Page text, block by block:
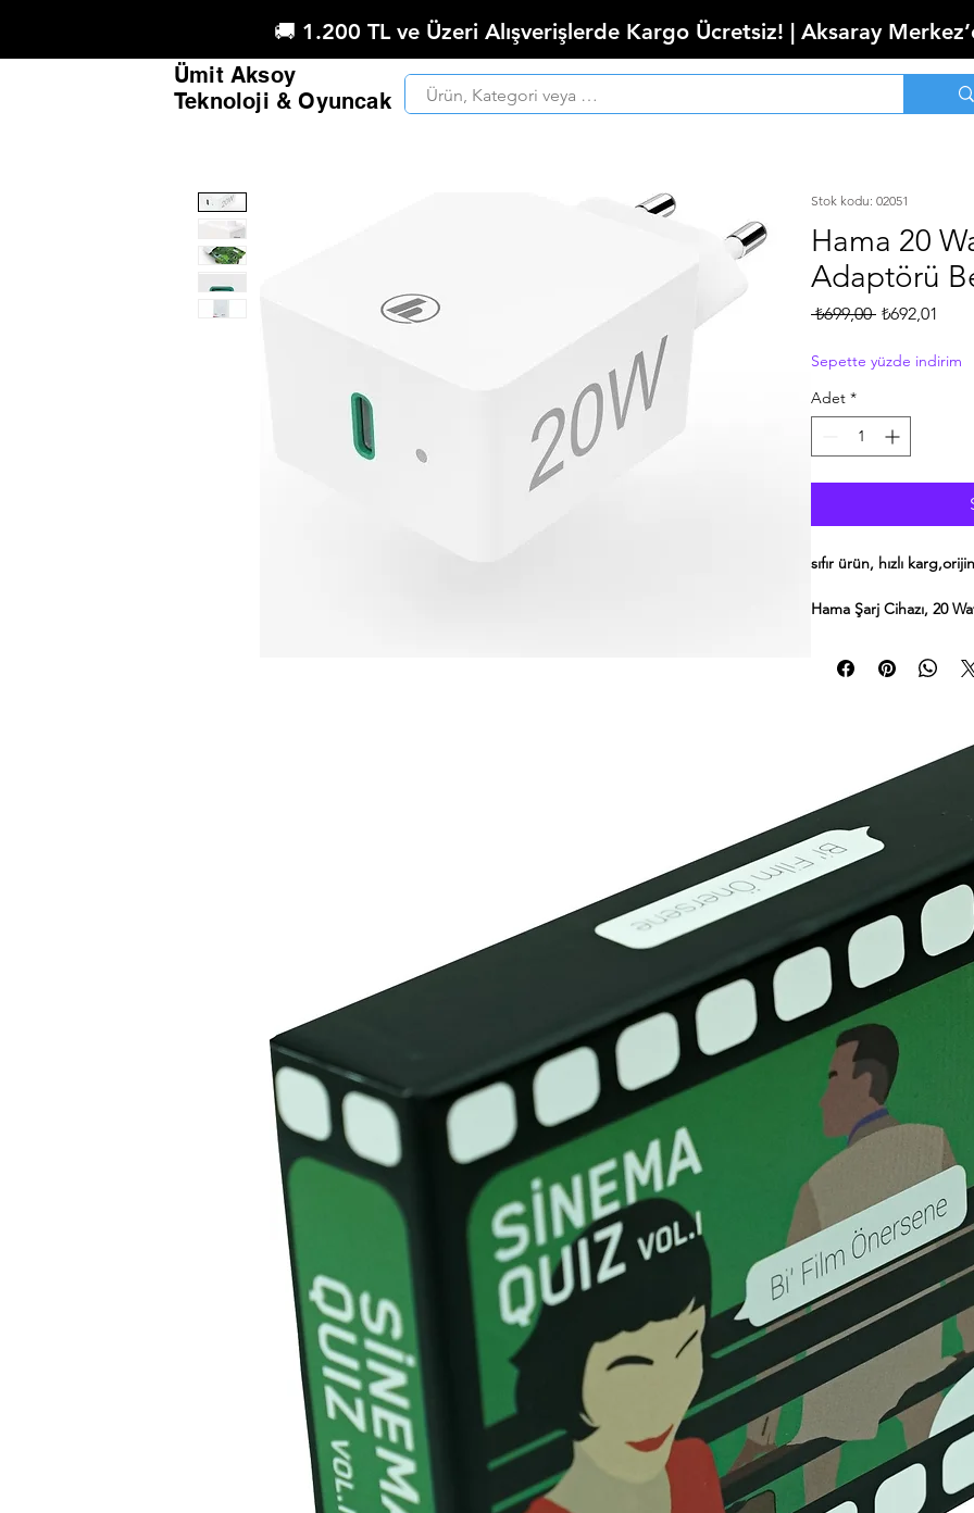
🚚 1.200 TL ve Üzeri Alışverişlerde Kargo Ücretsiz! | Aksaray
Ümit Aksoy
Teknoloji & Oyuncak
Stok kodu: 02051
Hama 20
Adaptörü
₺699,00 Normal
₺692,01
Sepette yüzde indirim
Adet *
sıfır ürün, hızlı
Hama Şarj Cihazı, 20
herhangi bir enerji
zekasını kullanın.
tableti hızla tekrar
Güvenli şarj için akıllı
devre koruması
Optimize edilmiş şarj
hizmet ömrünü uzatır
iPhone'ları yüksek
Max, SE, 12, 12 mini, 12
ve 13 Pro Max 30
şarj cihazı ile
Apple iPhone için
Max, SE, 12, 12 mini, 12
ve 13 Pro Max, çünkü
iPhone 8'den kullanılabilir
Maksimum uyumluluk:
Charge™ 3.0 evrensel
telefonlar, AirPods,
tabletler ve oyun
USB şarj cihazı, bağlı
bunları mümkün
Hama 00210535 PDA/
Akıllı telefon Beyaz AC
son güncelleme ocak
stok kodu: 02051